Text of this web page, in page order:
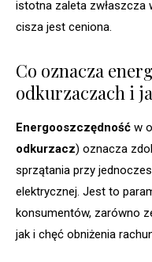
istotna zaleta zwłaszcza
cisza jest ceniona.
Co oznacza
odkurzaczach i
Energooszczędność w
odkurzacz) oznacza
sprzątania przy
elektrycznej. Jest to
konsumentów, zarówno
jak i chęć obniżenia